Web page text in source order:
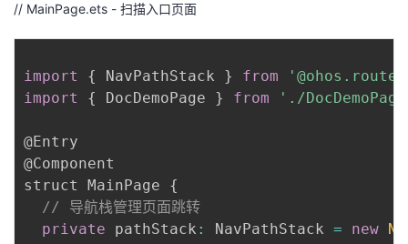
// MainPage.ets - 扫描入口页面
import { NavPathStack } from
import
{ DocDemoPage } from './
@Entry
@Component
struct MainPage {
// 导航栈管理页面跳转
private pathStack : NavPathStack = new